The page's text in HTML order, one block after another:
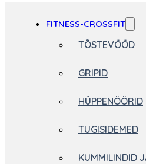
FITNESS-CROSSFIT
TÕSTEVÖÖD
GRIPID
HÜPPENÖÖRID
TUGISIDEMED
KUMMILINDID